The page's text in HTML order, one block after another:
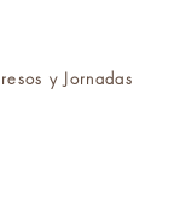
y Jornadas